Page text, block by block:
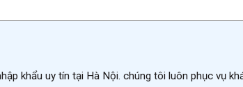
khẩu uy tín tại Hà Nội. chúng tôi luôn phục vụ